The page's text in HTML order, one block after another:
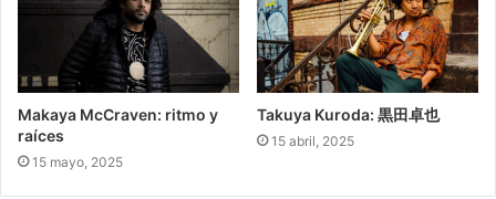
Makaya McCraven: ritmo y
raíces
15 mayo, 2025
Takuya Kuroda: 黒田卓也
15 abril, 2025